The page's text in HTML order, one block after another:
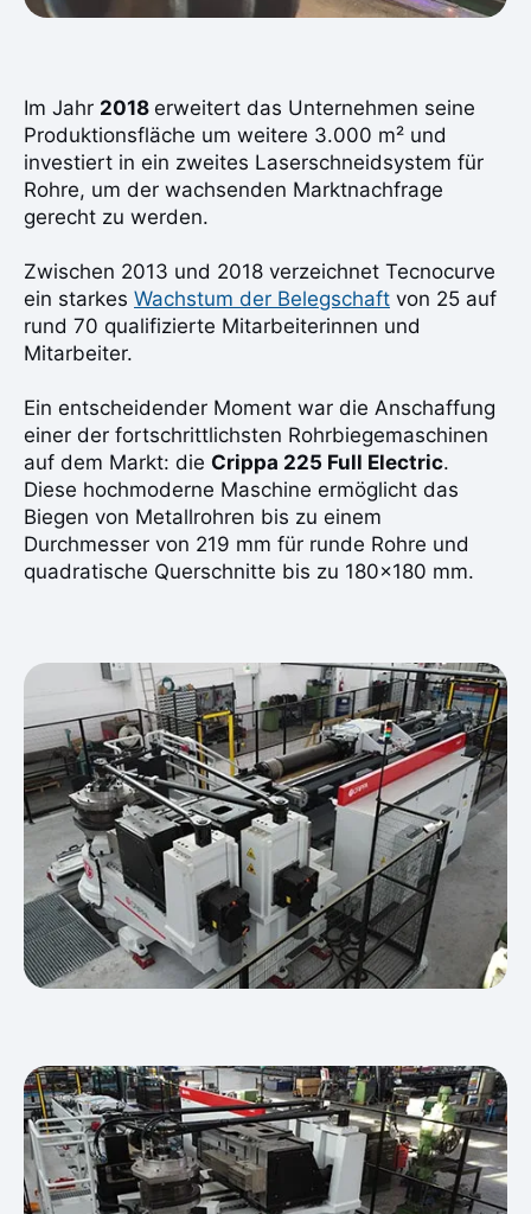
Im Jahr 2018 erweitert das Unternehmen seine
Produktionsfläche um weitere 3.000 m² und
investiert in ein zweites Laserschneidsystem für
Rohre, um der wachsenden Marktnachfrage
gerecht zu werden.
Zwischen 2013 und 2018 verzeichnet Tecnocurve
ein starkes Wachstum der Belegschaft von 25 auf
rund 70 qualifizierte Mitarbeiterinnen und
Mitarbeiter.
Ein entscheidender Moment war die Anschaffung
einer der fortschrittlichsten Rohrbiegemaschinen
auf dem Markt: die Crippa 225 Full Electric.
Diese hochmoderne Maschine ermöglicht das
Biegen von Metallrohren bis zu einem
Durchmesser von 219 mm für runde Rohre und
quadratische Querschnitte bis zu 180×180 mm.